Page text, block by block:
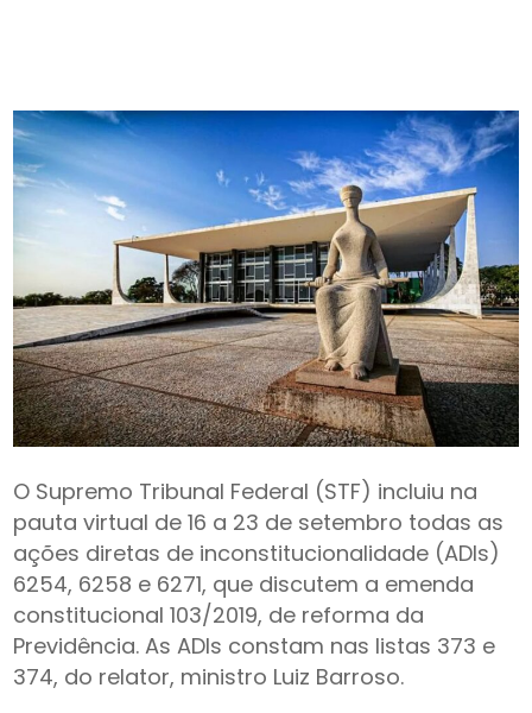
O Supremo Tribunal Federal (STF) incluiu na
pauta virtual de 16 a 23 de setembro todas as
ações diretas de inconstitucionalidade (ADIs)
6254, 6258 e 6271, que discutem a emenda
constitucional 103/2019, de reforma da
Previdência. As ADIs constam nas listas 373 e
374, do relator, ministro Luiz Barroso.